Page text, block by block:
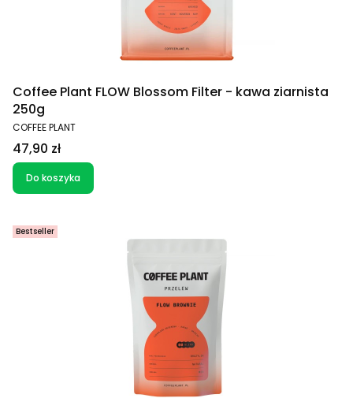
Coffee Plant FLOW Blossom Filter - kawa ziarnista
250g
PRODUCENT
COFFEE PLANT
Cena
47,90 zł
Do koszyka
Bestseller